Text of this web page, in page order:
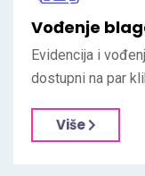
Vođenje
Evidencija i
dostupni na par
Više